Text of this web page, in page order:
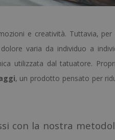
e creatività. Tuttavia, per
varia da individuo a
utilizzata dal tatuatore.
, un prodotto pensato per
con la nostra